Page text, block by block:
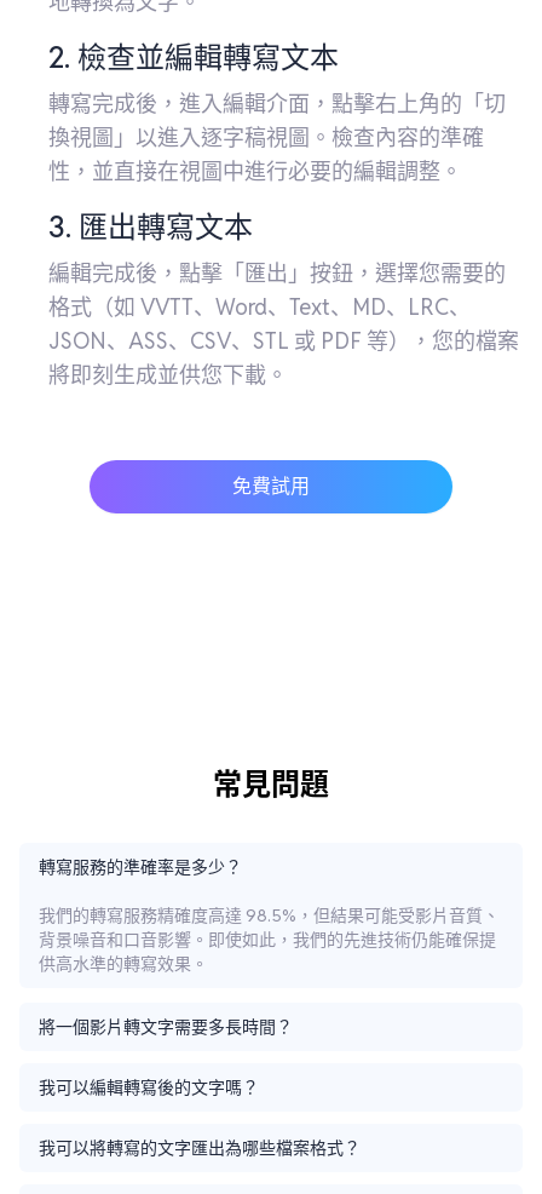
2. 檢查並編輯轉寫文本
轉寫完成後，進入編輯介面，點擊右上角的「切
換視圖」以進入逐字稿視圖。檢查內容的準確
性，並直接在視圖中進行必要的編輯調整。
3. 匯出轉寫文本
編輯完成後，點擊「匯出」按鈕，選擇您需要的
格式（如 VVTT、Word、Text、MD、LRC、
JSON、ASS、CSV、STL 或 PDF 等），您的檔案
將即刻生成並供您下載。
免費試用
常見問題
轉寫服務的準確率是多少？
我們的轉寫服務精確度高達 98.5%，但結果可能受影片音質、
背景噪音和口音影響。即使如此，我們的先進技術仍能確保提
供高水準的轉寫效果。
將一個影片轉文字需要多長時間？
我可以編輯轉寫後的文字嗎？
我可以將轉寫的文字匯出為哪些檔案格式？